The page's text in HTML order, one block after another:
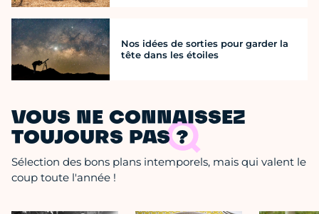
Nos idées de sorties pour garder la
tête dans les étoiles
VOUS NE CONNAISSEZ
TOUJOURS PAS ?
Sélection des bons plans intemporels, mais qui valent le
coup toute l'année !